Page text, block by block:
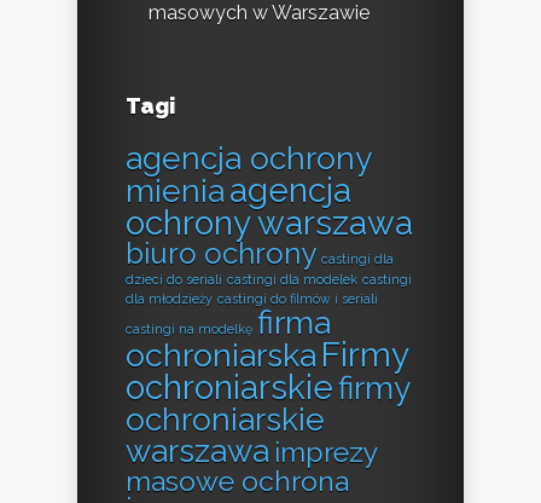
masowych w Warszawie
Tagi
agencja ochrony
mieniaagencja
ochrony warszawa
biuro ochrony castingi dla
dzieci do seriali castingi dla modelek castingi
dla młodzieży castingi do filmów i seriali
castingi na modelkę firma
ochroniarska Firmy
ochroniarskiefirmy
ochroniarskie
warszawa imprezy
masowe ochrona